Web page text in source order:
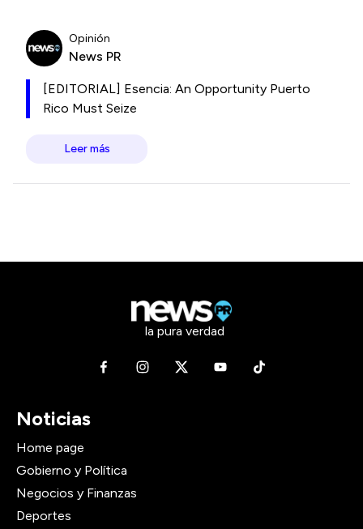
Opinión
News PR
[EDITORIAL] Esencia: An Opportunity Puerto
Rico Must Seize
Leer más
la pura verdad
Noticias
Home page
Gobierno y Política
Negocios y Finanzas
Deportes